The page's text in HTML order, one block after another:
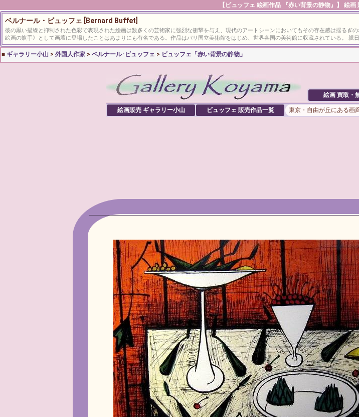
【ビュッフェ 絵画作品 『赤い背景の静物』】 絵
ベルナール・ビュッフェ [Bernard Buffet]
彼の黒い描線と抑制された色彩で表現された絵画は数多くの芸術家に強烈な衝撃を与え、現代のアートシーンにおいてもその存在感は揺る
絵画の旗手》として画壇に登場したことはあまりにも有名である。作品はパリ国立美術館をはじめ、世界各国の美術館に収蔵されている。
■ ギャラリー小山 > 外国人作家 > ベルナール･ビュッフェ > ビュッフェ「赤い背景の静物」
絵画 買取・
絵画販売 ギャラリー小山 ビュッフェ 販売作品一覧 東京・自由が丘にある